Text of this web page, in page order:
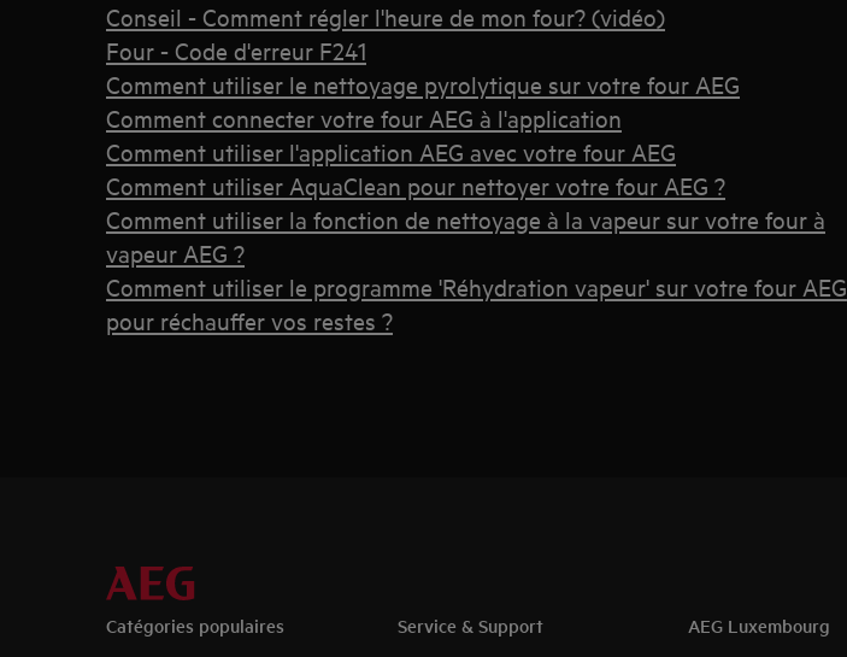
Conseil - Comment régler l'heure de mon four? (vidéo)
Four - Code d'erreur F241
Comment utiliser le nettoyage pyrolytique sur votre four AEG
Comment connecter votre four AEG à l'application
Comment utiliser l'application AEG avec votre four AEG
Comment utiliser AquaClean pour nettoyer votre four AEG ?
Comment utiliser la fonction de nettoyage à la vapeur sur votre four à
vapeur AEG ?
Comment utiliser le programme 'Réhydration vapeur' sur votre four AEG
pour réchauffer vos restes ?
Catégories populaires Service & Support AEG Luxembourg